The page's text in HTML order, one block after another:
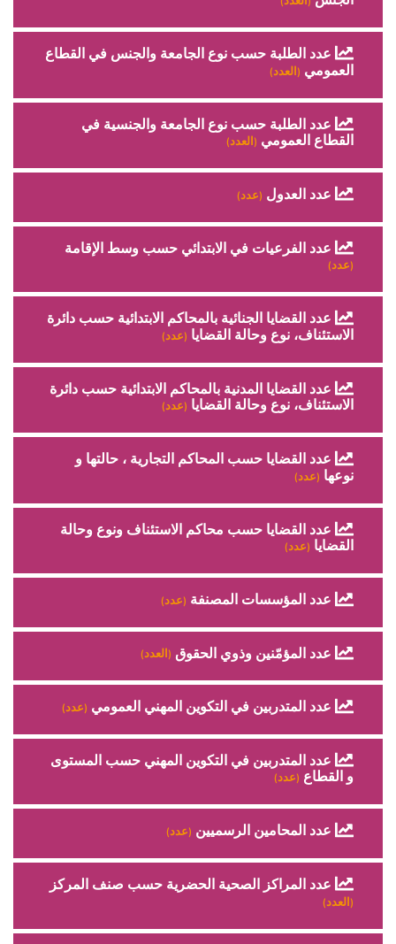
عدد الطلبة حسب نوع الجامعة والجنس في القطاع
العمومي (العدد)
عدد الطلبة حسب نوع الجامعة والجنسية في
القطاع العمومي (العدد)
عدد العدول (عدد)
عدد الفرعيات في الابتدائي حسب وسط الإقامة
(عدد)
عدد القضايا الجنائية بالمحاكم الابتدائية حسب دائرة
الاستئناف، نوع وحالة القضايا (عدد)
عدد القضايا المدنية بالمحاكم الابتدائية حسب دائرة
الاستئناف، نوع وحالة القضايا (عدد)
عدد القضايا حسب المحاكم التجارية ، حالتها و
نوعها (عدد)
عدد القضايا حسب محاكم الاستئناف ونوع وحالة
القضايا (عدد)
عدد المؤسسات المصنفة (عدد)
عدد المؤمّنين وذوي الحقوق (العدد)
عدد المتدربين في التكوين المهني العمومي (عدد)
عدد المتدربين في التكوين المهني حسب المستوى
و القطاع (عدد)
عدد المحامين الرسميين (عدد)
عدد المراكز الصحية الحضرية حسب صنف المركز
(العدد)